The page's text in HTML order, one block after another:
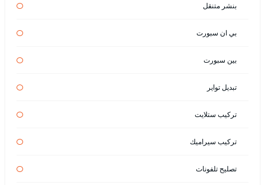
بنشر متنقل
بي ان سبورت
بين سبورت
تبديل تواير
تركيب ستلايت
تركيب سيراميك
تصليح تلفونات